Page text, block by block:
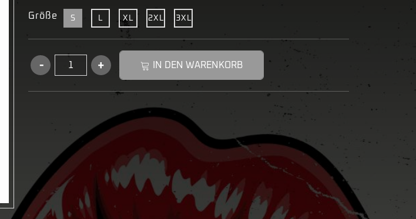
Größe S L XL 2XL 3XL
IN DEN WARENKORB